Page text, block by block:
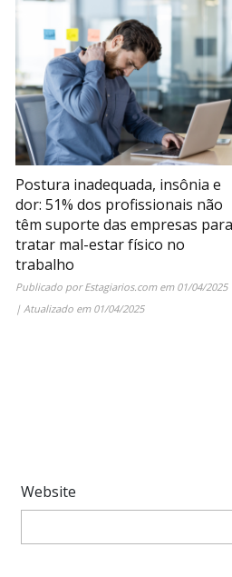
Postura inadequada, insônia e
dor: 51% dos profissionais não
têm suporte das empresas para
tratar mal-estar físico no
trabalho
Publicado porEstagiarios.comem 01/04/2025
| Atualizado em 01/04/2025
Website